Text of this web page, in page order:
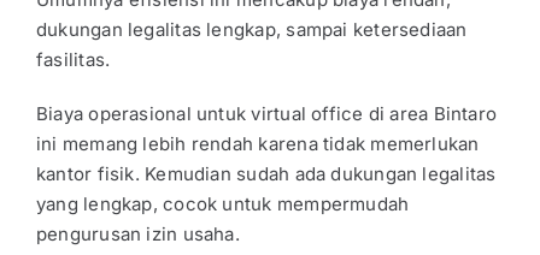
dukungan legalitas lengkap, sampai ketersediaan
fasilitas.
Biaya operasional untuk virtual office di area Bintaro
ini memang lebih rendah karena tidak memerlukan
kantor fisik. Kemudian sudah ada dukungan legalitas
yang lengkap, cocok untuk mempermudah
pengurusan izin usaha.